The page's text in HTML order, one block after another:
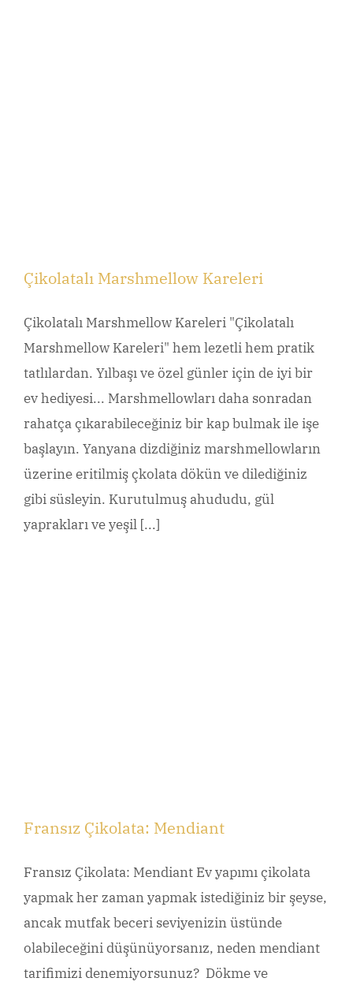
Çikolatalı Marshmellow Kareleri
Çikolatalı Marshmellow Kareleri "Çikolatalı
Marshmellow Kareleri" hem lezetli hem pratik
tatlılardan. Yılbaşı ve özel günler için de iyi bir
ev hediyesi... Marshmellowları daha sonradan
rahatça çıkarabileceğiniz bir kap bulmak ile işe
başlayın. Yanyana dizdiğiniz marshmellowların
üzerine eritilmiş çkolata dökün ve dilediğiniz
gibi süsleyin. Kurutulmuş ahududu, gül
yaprakları ve yeşil [...]
Fransız Çikolata: Mendiant
Fransız Çikolata: Mendiant Ev yapımı çikolata
yapmak her zaman yapmak istediğiniz bir şeyse,
ancak mutfak beceri seviyenizin üstünde
olabileceğini düşünüyorsanız, neden mendiant
tarifimizi denemiyorsunuz? Dökme ve